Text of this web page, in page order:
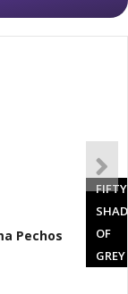
Pechos
FIFTY
OF
GREY